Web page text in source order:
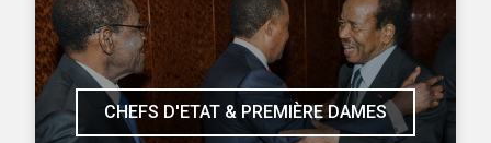
CHEFS D'ETAT & PREMIÈRE DAMES